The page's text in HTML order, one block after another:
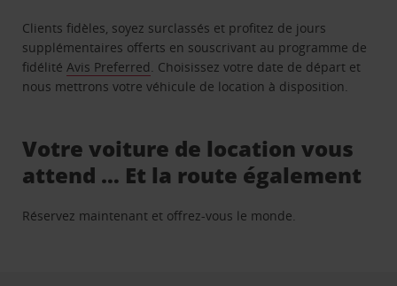
Clients fidèles, soyez surclassés et profitez de jours
supplémentaires offerts en souscrivant au programme de
fidélité Avis Preferred . Choisissez votre date de départ et
nous mettrons votre véhicule de location à disposition.
Votre voiture de location vous
attend … Et la route également
Réservez maintenant et offrez-vous le monde.